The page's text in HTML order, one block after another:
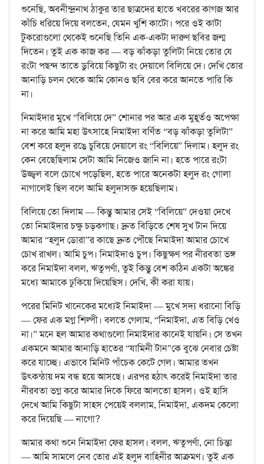
শুনেছি, অবনীন্দ্রনাথ ঠাকুর তার ছাত্রদের হাতে খবরের কাগজ আর
কাঁচি ধরিয়ে দিয়ে বলতেন, যেমন খুশি কাটো। পরে ওই কাটা
টুকরোগুলো থেকেই শুনেছি তিনি এক-একটা দারুণ ছবির জন্ম
দিতেন। তুই এক কাজ কর — বড় ঝাঁকড়া তুলিটা নিয়ে তোর যে
রংটা পছন্দ তাতে ডুবিয়ে কিছুটা রং দেয়ালে বিলিয়ে দে। দেখি তোর
আনাড়ি চলন থেকে আমি কোনও ছবি বের করে আনতে পারি কি
না।
নিমাইদার মুখে “বিলিয়ে দে” শোনার পর আর এক মুহূর্তও অপেক্ষা
না করে আমি মহা উৎসাহে নিমাইদা বর্ণিত “বড় ঝাঁকড়া তুলিটা”
বেশ করে হলুদ রঙে চুবিয়ে দেয়ালে রং “বিলিয়ে” দিলাম। হলুদ রং
কেন বেছেছিলাম সেটা আমি নিজেও জানি না। হতে পারে রংটা
উজ্জ্বল বলে চোখে পড়েছিল, হতে পারে অনেকটা হলুদ রং গোলা
নাগালেই ছিল বলে আমি হলুদাসক্ত হয়েছিলাম।
বিলিয়ে তো দিলাম — কিন্তু আমার সেই “বিলিয়ে” দেওয়া দেখে
তো নিমাইদার চক্ষু চড়কগাছ। দ্রুত বিড়িতে শেষ সুখ টান দিয়ে
আমার “হলুদ ডোরা”র কাছে দ্রুত পৌঁছে নিমাইদা আমার চোখে
চোখ রাখল। আমি চুপ। নিমাইদাও চুপ। কিছুক্ষণ পর নীরবতা ভঙ্গ
করে নিমাইদা বলল, ঋতুপর্ণা, তুই কিন্তু বেশ কঠিন একটা অঙ্কের
মধ্যে আমাকে ঢুকিয়ে দিয়েছিস। দেখি, কী করা যায়।
পরের মিনিট খানেকের মধ্যেই নিমাইদা — মুখে সদ্য ধরানো বিড়ি
— ফের এক মগ্ন শিল্পী। বলতে গেলাম, “নিমাইদা, এত বিড়ি খেও
না।” মনে হল আমার কথাগুলো নিমাইদার কানেই যায়নি। সে তখন
একমনে আমার আনাড়ি হাতের “যামিনী টান”কে বুঝে নেবার চেষ্টা
করে যাচ্ছে। এভাবে মিনিট পাঁচেক কেটে গেল। আমার তখন
উৎকন্ঠায় দম বন্ধ হয়ে আসছে। এরপর হঠাৎ করেই নিমাইদা তার
নীরবতা ভগ্ন করে আমার দিকে ফিরে আলতো হাসল। ওই হাসি
দেখে আমি কিছুটা সাহস পেয়েই বললাম, নিমাইদা, একদম কেলো
করে দিয়েছি — নাগো?
আমার কথা শুনে নিমাইদা ফের হাসল। বলল, ঋতুপর্ণা, নো চিন্তা
— আমি সামলে নেব তোর এই হলুদ বাহিনীর আক্রমণ। তুই এক